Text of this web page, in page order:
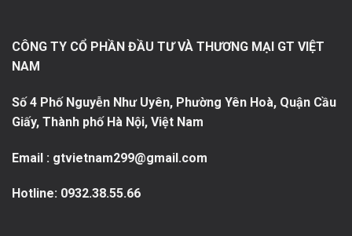
CÔNG TY CỔ PHẦN ĐẦU TƯ VÀ THƯƠNG MẠI GT VIỆT
NAM
Số 4 Phố Nguyễn Như Uyên, Phường Yên Hoà, Quận Cầu
Giấy, Thành phố Hà Nội, Việt Nam
Email : gtvietnam299@gmail.com
Hotline: 0932.38.55.66